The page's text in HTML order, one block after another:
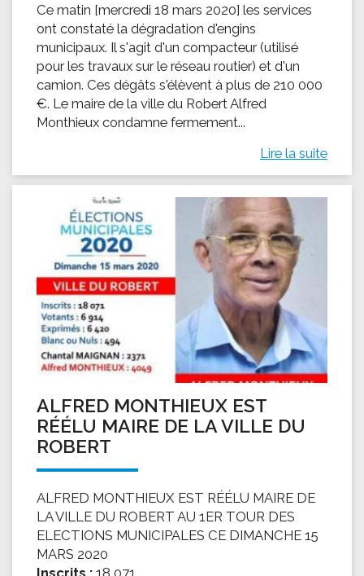
Ce matin [mercredi 18 mars 2020] les services
ont constaté la dégradation d'engins
municipaux. Il s'agit d'un compacteur (utilisé
pour les travaux sur le réseau routier) et d'un
camion. Ces dégâts s'élèvent à plus de 210 000
€. Le maire de la ville du Robert Alfred
Monthieux condamne fermement...
Lire la suite
ALFRED MONTHIEUX EST
RÉÉLU MAIRE DE LA VILLE DU
ROBERT
ALFRED MONTHIEUX EST RÉÉLU MAIRE DE
LA VILLE DU ROBERT AU 1ER TOUR DES
ELECTIONS MUNICIPALES CE DIMANCHE 15
MARS 2020
Inscrits : 18 071